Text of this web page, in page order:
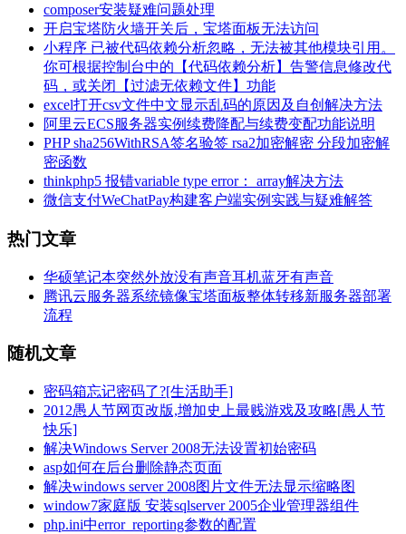
composer安装疑难问题处理
开启宝塔防火墙开关后，宝塔面板无法访问
小程序 已被代码依赖分析忽略，无法被其他模块引用。
你可根据控制台中的【代码依赖分析】告警信息修改代
码，或关闭【过滤无依赖文件】功能
excel打开csv文件中文显示乱码的原因及自创解决方法
阿里云ECS服务器实例续费降配与续费变配功能说明
PHP sha256WithRSA签名验签 rsa2加密解密 分段加密解
密函数
thinkphp5 报错variable type error： array解决方法
微信支付WeChatPay构建客户端实例实践与疑难解答
热门文章
华硕笔记本突然外放没有声音耳机蓝牙有声音
腾讯云服务器系统镜像宝塔面板整体转移新服务器部署
流程
随机文章
密码箱忘记密码了?[生活助手]
2012愚人节网页改版,增加史上最贱游戏及攻略[愚人节
快乐]
解决Windows Server 2008无法设置初始密码
asp如何在后台删除静态页面
解决windows server 2008图片文件无法显示缩略图
window7家庭版 安装sqlserver 2005企业管理器组件
php.ini中error_reporting参数的配置